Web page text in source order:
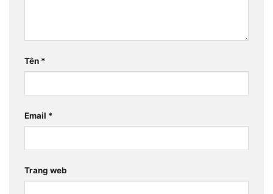
Tên *
Email *
Trang web